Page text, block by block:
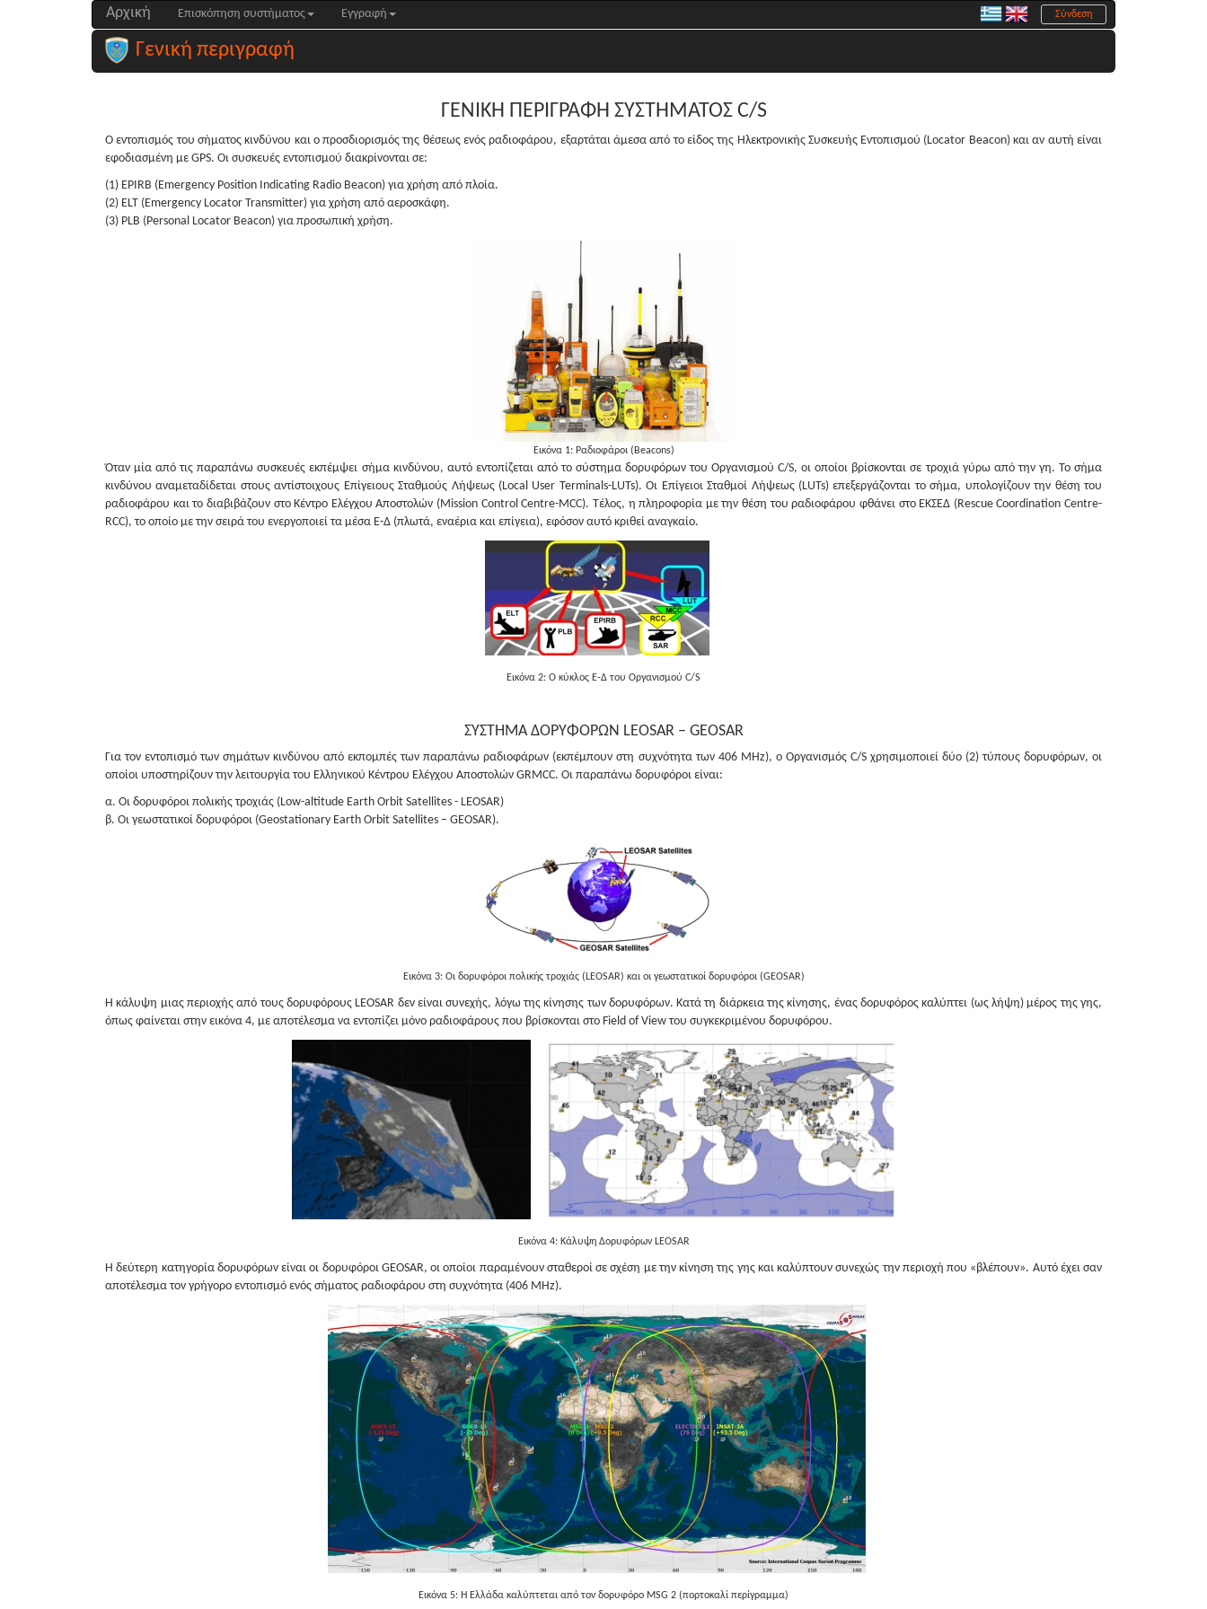
Αρχική Επισκόπηση συστήματος Εγγραφή Σύνδεση
Γενική περιγραφή
ΓΕΝΙΚΗ ΠΕΡΙΓΡΑΦΗ ΣΥΣΤΗΜΑΤΟΣ C/S
Ο εντοπισμός του σήματος κινδύνου και ο προσδιορισμός της θέσεως ενός ραδιοφάρου, εξαρτάται άμεσα από το είδος της Ηλεκτρονικής Συσκευής Εντοπισμού (Locator Beacon) και αν αυτή είναι
εφοδιασμένη με GPS. Οι συσκευές εντοπισμού διακρίνονται σε:
(1) EPIRB (Emergency Position Indicating Radio Beacon) για χρήση από πλοία.
(2) ELT (Emergency Locator Transmitter) για χρήση από αεροσκάφη.
(3) PLB (Personal Locator Beacon) για προσωπική χρήση.
Εικόνα 1: Ραδιοφάροι (Beacons)
Όταν μία από τις παραπάνω συσκευές εκπέμψει σήμα κινδύνου, αυτό εντοπίζεται από το σύστημα δορυφόρων του Οργανισμού C/S, οι οποίοι βρίσκονται σε τροχιά γύρω από την γη. Το σήμα
κινδύνου αναμεταδίδεται στους αντίστοιχους Επίγειους Σταθμούς Λήψεως (Local User Terminals-LUTs). Οι Επίγειοι Σταθμοί Λήψεως (LUTs) επεξεργάζονται το σήμα, υπολογίζουν την θέση του
ραδιοφάρου και το διαβιβάζουν στο Κέντρο Ελέγχου Αποστολών (Mission Control Centre-MCC). Τέλος, η πληροφορία με την θέση του ραδιοφάρου φθάνει στο ΕΚΣΕΔ (Rescue Coordination Centre-
RCC), το οποίο με την σειρά του ενεργοποιεί τα μέσα Ε-Δ (πλωτά, εναέρια και επίγεια), εφόσον αυτό κριθεί αναγκαίο.
Εικόνα 2: Ο κύκλος Ε-Δ του Οργανισμού C/S
ΣΥΣΤΗΜΑ ΔΟΡΥΦΟΡΩΝ LEOSAR – GEOSAR
Για τον εντοπισμό των σημάτων κινδύνου από εκπομπές των παραπάνω ραδιοφάρων (εκπέμπουν στη συχνότητα των 406 MHz), ο Οργανισμός C/S χρησιμοποιεί δύο (2) τύπους δορυφόρων, οι
οποίοι υποστηρίζουν την λειτουργία του Ελληνικού Κέντρου Ελέγχου Αποστολών GRMCC. Οι παραπάνω δορυφόροι είναι:
α. Οι δορυφόροι πολικής τροχιάς (Low-altitude Earth Orbit Satellites - LEOSAR)
β. Οι γεωστατικοί δορυφόροι (Geostationary Earth Orbit Satellites – GEOSAR).
Εικόνα 3: Οι δορυφόροι πολικής τροχιάς (LEOSAR) και οι γεωστατικοί δορυφόροι (GEOSAR)
Η κάλυψη μιας περιοχής από τους δορυφόρους LEOSAR δεν είναι συνεχής, λόγω της κίνησης των δορυφόρων. Κατά τη διάρκεια της κίνησης, ένας δορυφόρος καλύπτει (ως λήψη) μέρος της γης,
όπως φαίνεται στην εικόνα 4, με αποτέλεσμα να εντοπίζει μόνο ραδιοφάρους που βρίσκονται στο Field of View του συγκεκριμένου δορυφόρου.
Εικόνα 4: Κάλυψη Δορυφόρων LEOSAR
Η δεύτερη κατηγορία δορυφόρων είναι οι δορυφόροι GEOSAR, οι οποίοι παραμένουν σταθεροί σε σχέση με την κίνηση της γης και καλύπτουν συνεχώς την περιοχή που «βλέπουν». Αυτό έχει σαν
αποτέλεσμα τον γρήγορο εντοπισμό ενός σήματος ραδιοφάρου στη συχνότητα (406 ΜΗz).
Εικόνα 5: Η Ελλάδα καλύπτεται από τον δορυφόρο MSG 2 (πορτοκαλί περίγραμμα)